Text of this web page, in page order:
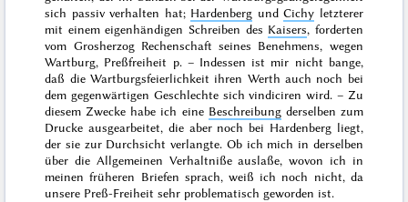
sich passiv verhalten hat; Hardenberg undCichy letzterer
mit einem eigenhändigen Schreiben des Kaisers, forderten
vom Grosherzog Rechenschaft seines Benehmens, wegen
Wartburg, Preßfreiheit p. – Indessen ist mir nicht bange,
daß die Wartburgsfeierlichkeit ihren Werth auch noch bei
dem gegenwärtigen Geschlechte sich vindiciren wird. – Zu
diesem Zwecke habe ich eine Beschreibungderselben zum
Drucke ausgearbeitet, die aber noch bei Hardenberg liegt,
der sie zur Durchsicht verlangte. Ob ich mich in derselben
über die Allgemeinen Verhaltniße auslaße, wovon ich in
meinen früheren Briefen sprach, weiß ich noch nicht, da
unsere Preß-Freiheit sehr problematisch geworden ist.